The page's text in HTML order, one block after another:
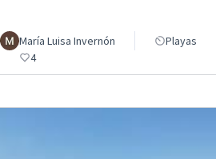
María Luisa Invernón Playas
4